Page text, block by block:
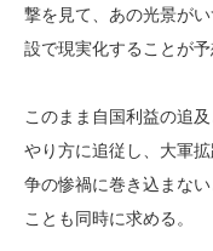
撃を見て、あの光景が
設で現実化することが予
このまま自国利益の追
やり方に追従し、大軍
争の惨禍に巻き込まな
ことも同時に求める。